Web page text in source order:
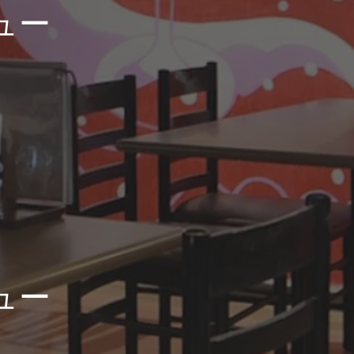
ー
ー